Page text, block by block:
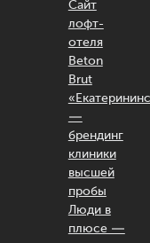
Сайт
лофт-
отеля
Beton
Brut
—
брендинг
клиники
высшей
пробы
Люди в
плюсе —